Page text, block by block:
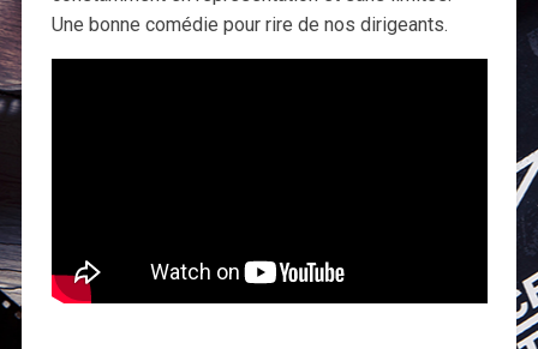
Une bonne comédie pour rire de nos dirigeants.